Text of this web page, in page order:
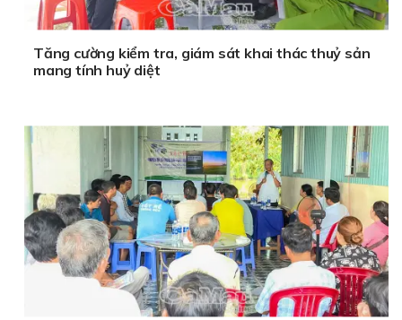
Tăng cường kiểm tra, giám sát khai thác thuỷ sản
mang tính huỷ diệt